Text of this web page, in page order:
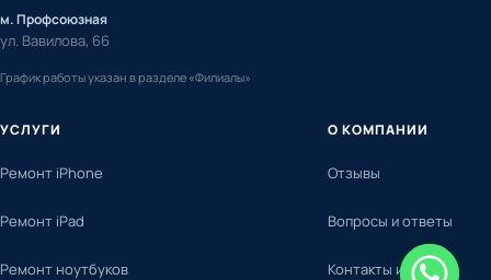
УСЛУГИ
Ремонт iPhone
Ремонт iPad
Ремонт ноутбуков
О КОМПАНИИ
Отзывы
Вопросы и ответы
Контакты и адреса
м. Профсоюзная
ул. Вавилова, 66
График работы указан в разделе «Филиалы»